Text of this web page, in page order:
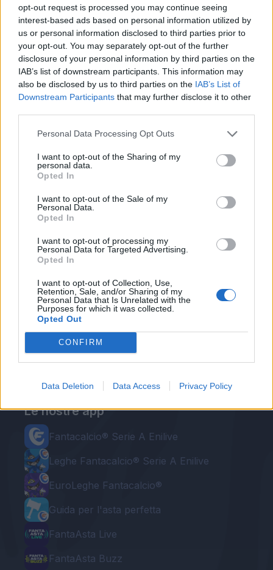
opt-out request is processed you may continue seeing
interest-based ads based on personal information utilized by
us or personal information disclosed to third parties prior to
your opt-out. You may separately opt-out of the further
disclosure of your personal information by third parties on the
IAB’s list of downstream participants. This information may
also be disclosed by us to third parties on the IAB’s List of
Downstream Participants that may further disclose it to other
Personal Data Processing Opt Outs
I want to opt-out of the Sharing of my
personal data.
Opted In
I want to opt-out of the Sale of my
Personal Data.
Opted In
I want to opt-out of processing my
Personal Data for Targeted Advertising.
Opted In
I want to opt-out of Collection, Use,
Retention, Sale, and/or Sharing of my
Personal Data that Is Unrelated with the
Purposes for which it was collected.
Opted Out
CONFIRM
Data Deletion Data Access Privacy Policy
cleensheet, a parare 3 rigori e a mettere a
referto un assist.
Autore
Redazione Fantacalcio.it
Le nostre app
Fantacalcio® Serie A Enilive
Leghe Fantacalcio® Serie A Enilive
EuroLeghe Fantacalcio®
Guida per l'asta perfetta
FantaAsta Live
FantaAsta Buzz